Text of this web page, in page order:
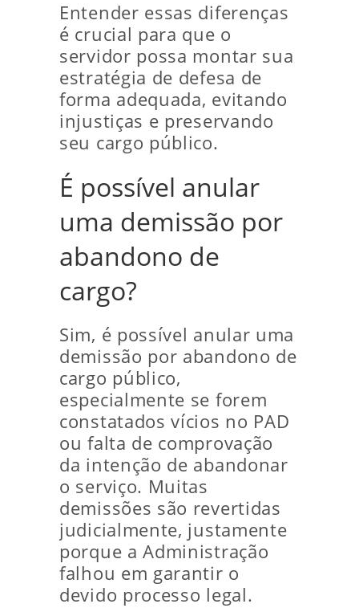
Entender essas diferenças
é crucial para que o
servidor possa montar sua
estratégia de defesa de
forma adequada, evitando
injustiças e preservando
seu cargo público.
É possível anular
uma demissão por
abandono de
cargo?
Sim, é possível anular uma
demissão por abandono de
cargo público,
especialmente se forem
constatados vícios no PAD
ou falta de comprovação
da intenção de abandonar
o serviço. Muitas
demissões são revertidas
judicialmente, justamente
porque a Administração
falhou em garantir o
devido processo legal.